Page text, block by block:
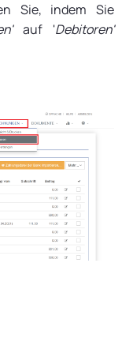
Sie, indem Sie
auf 'Debitoren'